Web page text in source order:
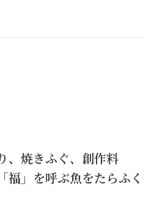
、焼きふぐ、創作料
」を呼ぶ魚をたらふく